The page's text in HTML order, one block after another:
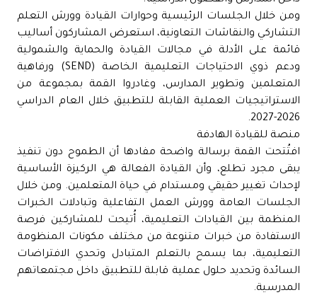
ومن خلال الجلسات الرئيسية وحوارات القيادة وورش التعلم
التشاركي والنقاشات التعاونية، استعرض المشاركون أساليب
قائمة على الأدلة في مجالات القيادة والحماية والشمولية
ودعم ذوي الاحتياجات التعليمية الخاصة (SEND) ورفاهية
المتعلمين وتطوير المدارس، وغادروا القمة بمجموعة من
الاستراتيجيات العملية القابلة للتطبيق خلال العام الدراسي
2026-2027.
منصة للقيادة الهادفة
افتُتحت القمة برسالة واضحة مفادها أن الطموح دون تنفيذ
يبقى مجرد تطلع، وأن القيادة الفعالة هي الركيزة الأساسية
لإحداث تغيير حقيقي ومستدام في حياة المتعلمين. ومن خلال
الجلسات العامة وورش العمل التفاعلية وتبادلات الخبرات
المنظمة بين القيادات التعليمية، أُتيحت للمشاركين فرصة
الاستفادة من خبرات متنوعة من مختلف مكونات المنظومة
التعليمية، بما يسمح بالتعلم المتبادل وتحدي الافتراضات
السائدة وتحديد حلول عملية قابلة للتطبيق داخل مجتمعاتهم
المدرسية.